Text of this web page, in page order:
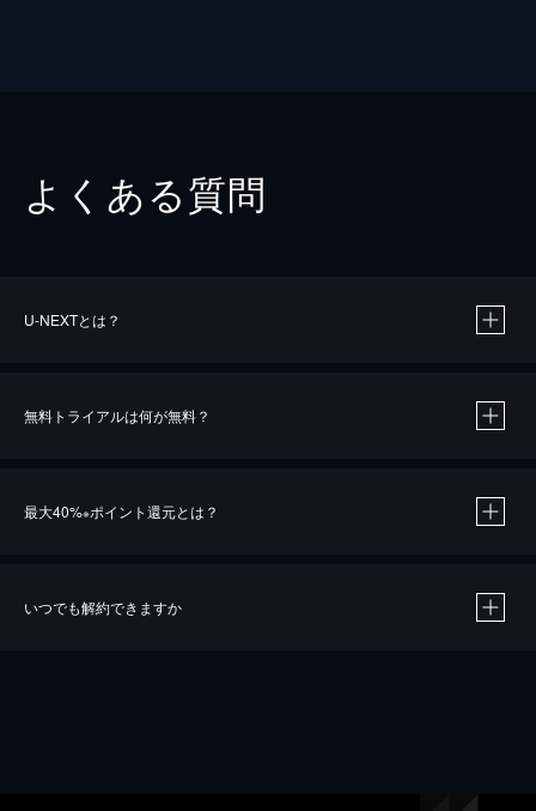
よくある質問
U-NEXTとは？
無料トライアルは何が無料？
最大40%※ポイント還元とは？
いつでも解約できますか